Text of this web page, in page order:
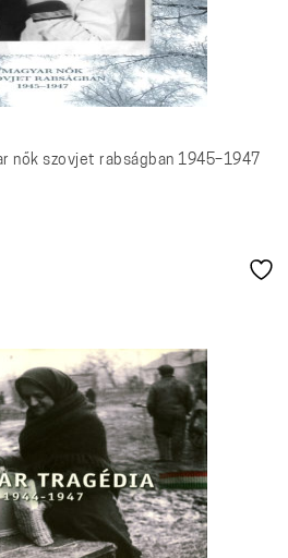
nők szovjet rabságban 1945–1947